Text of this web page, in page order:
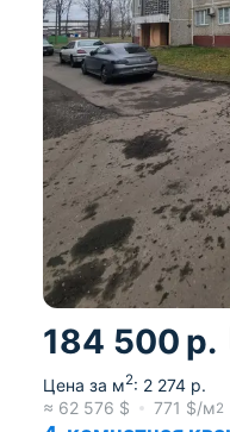
184 500 р.
Цена за м2: 2 274 р.
≈ 62 576 $ 771 $/м2